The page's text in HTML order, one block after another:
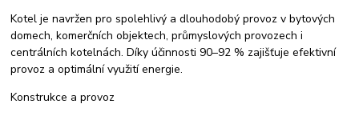
Kotel je navržen pro spolehlivý a dlouhodobý provoz v bytových
domech, komerčních objektech, průmyslových provozech i
centrálních kotelnách. Díky účinnosti 90–92 % zajišťuje efektivní
provoz a optimální využití energie.
Konstrukce a provoz